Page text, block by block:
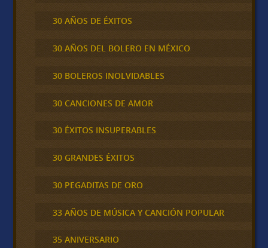
30 AÑOS DE ÉXITOS
30 AÑOS DEL BOLERO EN MÉXICO
30 BOLEROS INOLVIDABLES
30 CANCIONES DE AMOR
30 ÉXITOS INSUPERABLES
30 GRANDES ÉXITOS
30 PEGADITAS DE ORO
33 AÑOS DE MÚSICA Y CANCIÓN POPULAR
35 ANIVERSARIO